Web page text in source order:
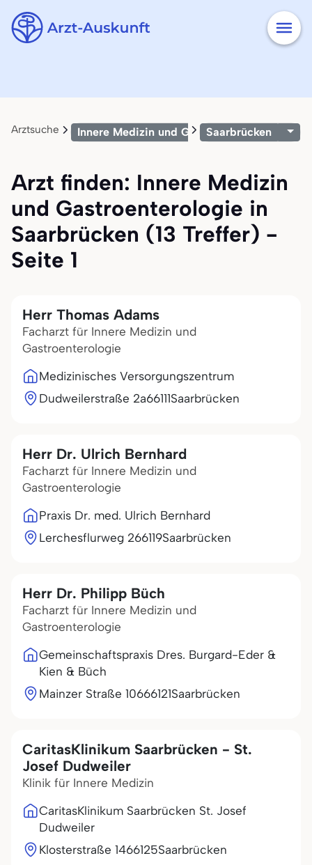
Arztsuche Innere Medizin und Gastroenterologie
Saarbrücken
Arzt finden: Innere Medizin
und Gastroenterologie in
Saarbrücken (13 Treffer) -
Seite 1
Herr Thomas Adams
Facharzt für Innere Medizin und
Gastroenterologie
Medizinisches Versorgungszentrum
Dudweilerstraße 2a66111Saarbrücken
Herr Dr. Ulrich Bernhard
Facharzt für Innere Medizin und
Gastroenterologie
Praxis Dr. med. Ulrich Bernhard
Lerchesflurweg 266119Saarbrücken
Herr Dr. Philipp Büch
Facharzt für Innere Medizin und
Gastroenterologie
Gemeinschaftspraxis Dres. Burgard-Eder &
Kien & Büch
Mainzer Straße 10666121Saarbrücken
CaritasKlinikum Saarbrücken - St.
Josef Dudweiler
Klinik für Innere Medizin
CaritasKlinikum Saarbrücken St. Josef
Dudweiler
Klosterstraße 1466125Saarbrücken